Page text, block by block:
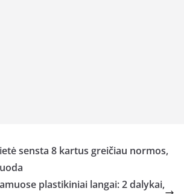
sensta 8 kartus greičiau normos,
plastikiniai langai: 2 dalykai,